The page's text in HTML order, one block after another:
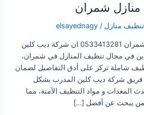
شمران
منازل /
elsayednagy
شركة تنظيف منازل شمران 0533413281 ان شركة ديب كلين
في مجال تنظيف المنازل في شمران،
شاملة تركز على أدق التفاصيل لضمان
فريق شركة ديب كلين المدرب بشكل
المعدات و مواد التنظيف الآمنة، مما
لمن يبحث عن أفضل […]